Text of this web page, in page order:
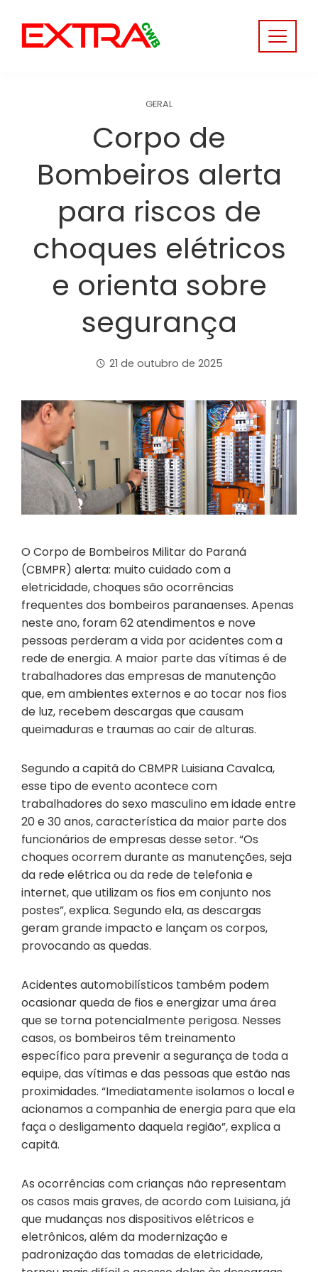
content
GERAL
Corpo de
Bombeiros alerta
para riscos de
choques elétricos
e orienta sobre
segurança
21 de outubro de 2025
O Corpo de Bombeiros Militar do Paraná
(CBMPR) alerta: muito cuidado com a
eletricidade, choques são ocorrências
frequentes dos bombeiros paranaenses. Apenas
neste ano, foram 62 atendimentos e nove
pessoas perderam a vida por acidentes com a
rede de energia. A maior parte das vítimas é de
trabalhadores das empresas de manutenção
que, em ambientes externos e ao tocar nos fios
de luz, recebem descargas que causam
queimaduras e traumas ao cair de alturas.
Segundo a capitã do CBMPR Luisiana Cavalca,
esse tipo de evento acontece com
trabalhadores do sexo masculino em idade entre
20 e 30 anos, característica da maior parte dos
funcionários de empresas desse setor. “Os
choques ocorrem durante as manutenções, seja
da rede elétrica ou da rede de telefonia e
internet, que utilizam os fios em conjunto nos
postes”, explica. Segundo ela, as descargas
geram grande impacto e lançam os corpos,
provocando as quedas.
Acidentes automobilísticos também podem
ocasionar queda de fios e energizar uma área
que se torna potencialmente perigosa. Nesses
casos, os bombeiros têm treinamento
específico para prevenir a segurança de toda a
equipe, das vítimas e das pessoas que estão nas
proximidades. “Imediatamente isolamos o local e
acionamos a companhia de energia para que ela
faça o desligamento daquela região”, explica a
capitã.
As ocorrências com crianças não representam
os casos mais graves, de acordo com Luisiana, já
que mudanças nos dispositivos elétricos e
eletrônicos, além da modernização e
padronização das tomadas de eletricidade,